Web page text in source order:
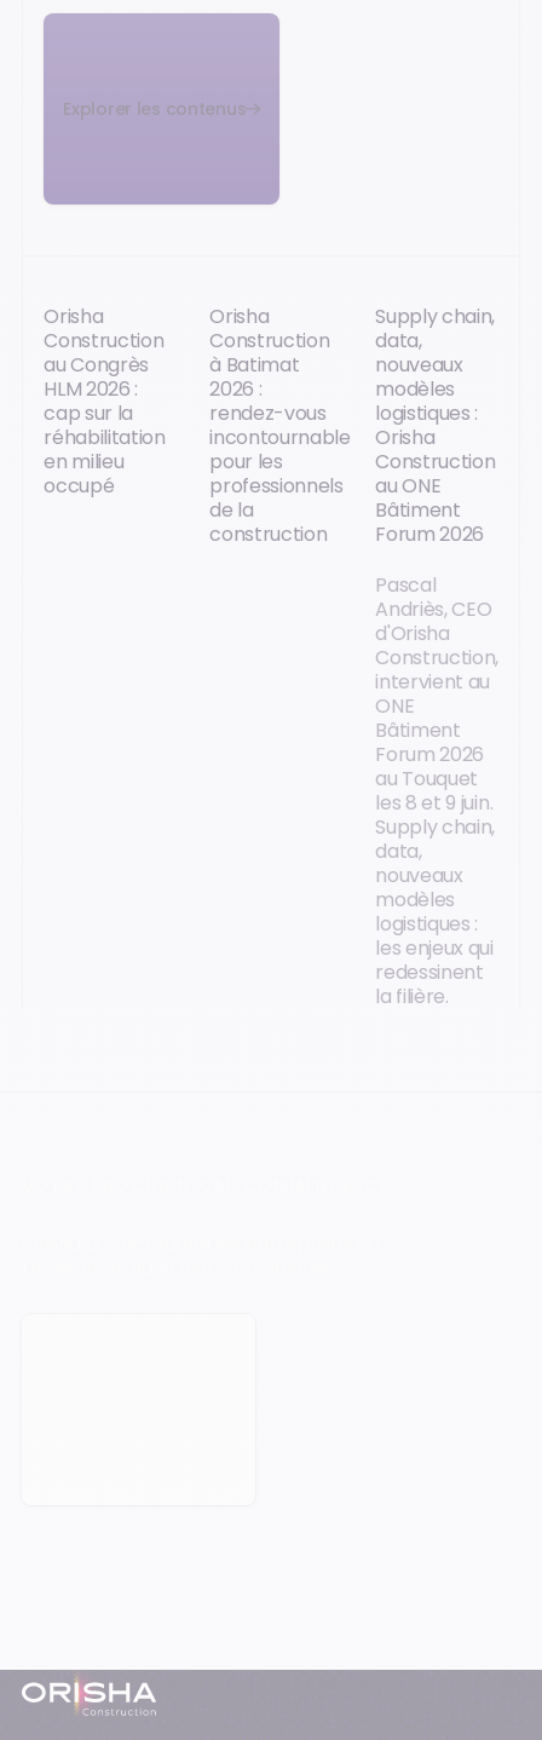
Explorer les contenus
Orisha
Construction
au Congrès
HLM 2026 :
cap sur la
réhabilitation
en milieu
occupé
Orisha
Construction
à Batimat
2026 :
rendez-vous
incontournable
pour les
professionnels
de la
construction
Supply chain,
data,
nouveaux
modèles
logistiques :
Orisha
Construction
au ONE
Bâtiment
Forum 2026
Pascal
Andriès, CEO
d'Orisha
Construction,
intervient au
ONE
Bâtiment
Forum 2026
au Touquet
les 8 et 9 juin.
Supply chain,
data,
nouveaux
modèles
logistiques :
les enjeux qui
redessinent
la filière.
Pied-de-page